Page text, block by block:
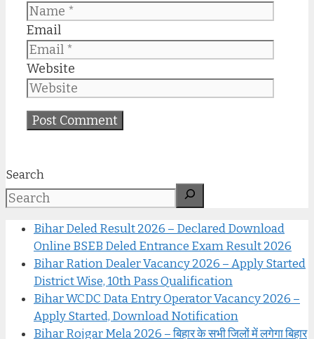
Email
Website
Search
Bihar Deled Result 2026 – Declared Download
Online BSEB Deled Entrance Exam Result 2026
Bihar Ration Dealer Vacancy 2026 – Apply Started
District Wise, 10th Pass Qualification
Bihar WCDC Data Entry Operator Vacancy 2026 –
Apply Started, Download Notification
Bihar Rojgar Mela 2026 – बिहार के सभी जिलों में लगेगा बिहार